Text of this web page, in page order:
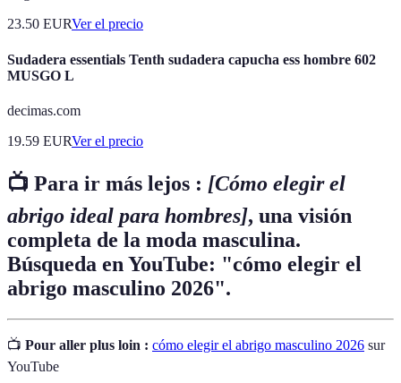
23.50 EURVer el precio
Sudadera essentials Tenth sudadera capucha ess hombre 602
MUSGO L
decimas.com
19.59 EURVer el precio
📺 Para ir más lejos : [Cómo elegir el
abrigo ideal para hombres], una visión
completa de la moda masculina.
Búsqueda en YouTube: "cómo elegir el
abrigo masculino 2026".
📺 Pour aller plus loin : cómo elegir el abrigo masculino 2026 sur
YouTube